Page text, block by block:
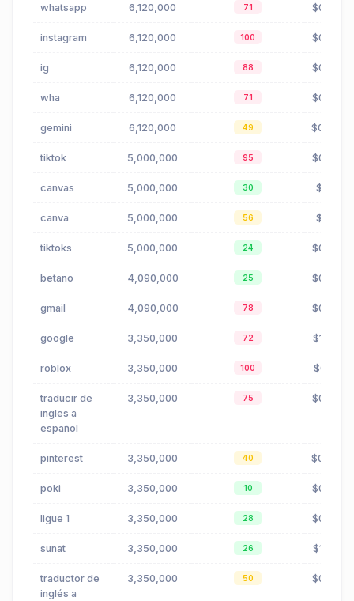
whatsapp 6,120,000 71 $0.30
instagram 6,120,000 100 $0.09
ig 6,120,000 88 $0.09
wha 6,120,000 71 $0.30
gemini 6,120,000 49 $0.04
tiktok 5,000,000 95 $0.95
canvas 5,000,000 30 $1.11
canva 5,000,000 56 $1.11
tiktoks 5,000,000 24 $0.95
betano 4,090,000 25 $0.38
gmail 4,090,000 78 $0.69
google 3,350,000 72 $1.53
roblox 3,350,000 100 $0.16
traducir de
ingles a
español
3,350,000 75 $0.55
pinterest 3,350,000 40 $0.48
poki 3,350,000 10 $0.88
ligue 1 3,350,000 28 $0.60
sunat 3,350,000 26 $1.29
traductor de
inglés a
3,350,000 50 $0.55